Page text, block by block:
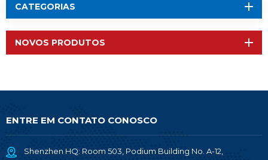
CATEGORIAS
NOVOS PRODUTOS
ENTRE EM CONTATO CONOSCO
Shenzhen HQ: Room 503, Podium Building No. A-12,